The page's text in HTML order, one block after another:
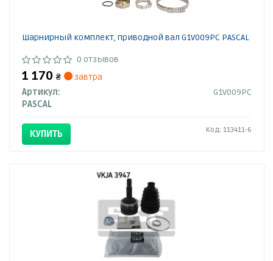
Шарнирный комплект, приводной вал G1V009PC PASCAL
0 отзывов
1 170 ₴
завтра
Артикул:
G1V009PC
PASCAL
КУПИТЬ Код: 113411-6